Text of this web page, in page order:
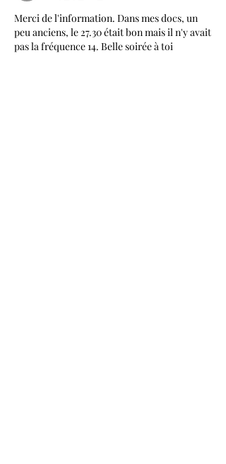
Merci de l'information. Dans mes docs, un
peu anciens, le 27.30 était bon mais il n'y avait
pas la fréquence 14. Belle soirée à toi